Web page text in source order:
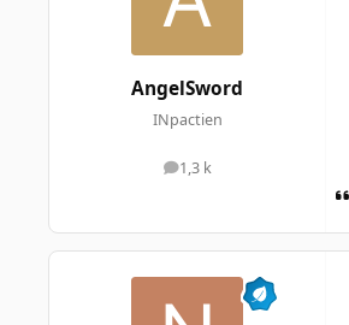
AngelSword
INpactien
1,3 k
messages